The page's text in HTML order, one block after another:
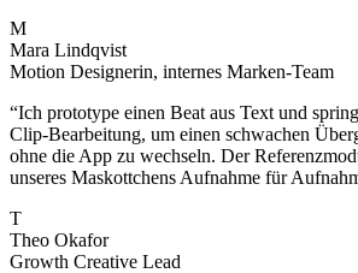
M
Mara Lindqvist
Motion Designerin, internes Marken-Team
“Ich prototype einen Beat aus Text und
Clip-Bearbeitung, um einen schwachen
ohne die App zu wechseln. Der
unseres Maskottchens Aufnahme für
T
Theo Okafor
Growth Creative Lead